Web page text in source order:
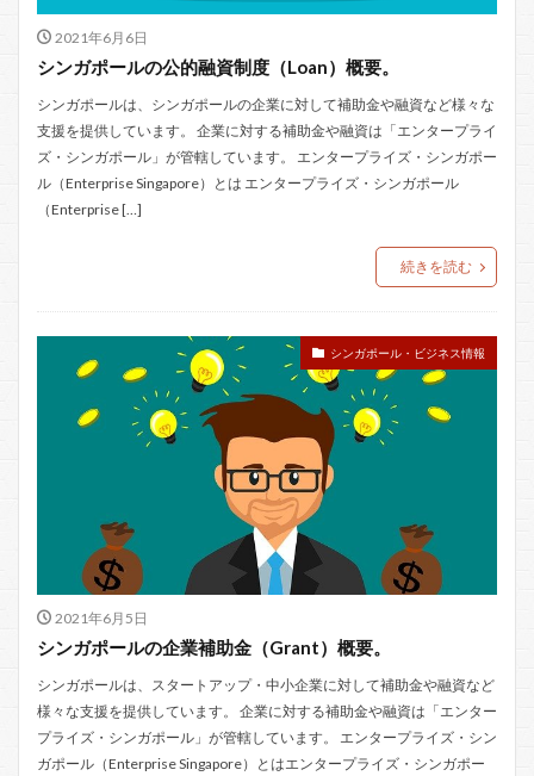
2021年6月6日
シンガポールの公的融資制度（Loan）概要。
シンガポールは、シンガポールの企業に対して補助金や融資など様々な
支援を提供しています。 企業に対する補助金や融資は「エンタープライ
ズ・シンガポール」が管轄しています。 エンタープライズ・シンガポー
ル（Enterprise Singapore）とは エンタープライズ・シンガポール
（Enterprise […]
続きを読む
シンガポール・ビジネス情報
2021年6月5日
シンガポールの企業補助金（Grant）概要。
シンガポールは、スタートアップ・中小企業に対して補助金や融資など
様々な支援を提供しています。 企業に対する補助金や融資は「エンター
プライズ・シンガポール」が管轄しています。 エンタープライズ・シン
ガポール（Enterprise Singapore）とはエンタープライズ・シンガポー